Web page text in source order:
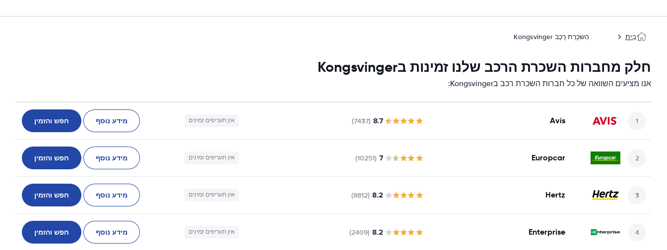
בַּיִת הַשׂכָּרַת רֶכֶב Kongsvinger
חלק מחברות השכרת הרכב שלנו זמינות בKongsvinger
אנו מציעים השוואה של כל חברות השכרת רכב בKongsvinger:
Avis
8.7
(7437) אין תעריפים זמינים מידע נוסף חפש והזמין
Europcar
7
(10251) אין תעריפים זמינים מידע נוסף חפש והזמין
Hertz
8.2
(8812) אין תעריפים זמינים מידע נוסף חפש והזמין
Enterprise
8.2
(2409) אין תעריפים זמינים מידע נוסף חפש והזמין